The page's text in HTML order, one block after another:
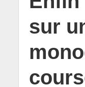
sur